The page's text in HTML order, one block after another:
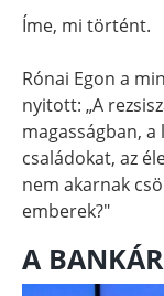
Íme, mi történt.
Rónai Egon a
nyitott: „A
magasságban,
családokat, az
nem akarnak
emberek?"
A